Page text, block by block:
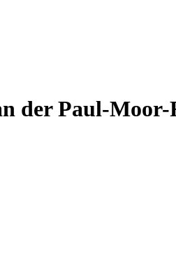
der Paul-Moor-